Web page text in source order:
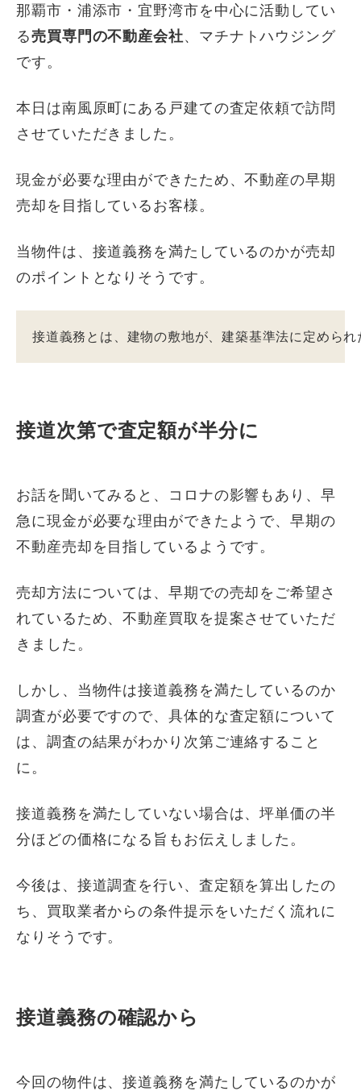
那覇市・浦添市・宜野湾市を中心に活動してい
る売買専門の不動産会社、マチナトハウジング
です。
本日は南風原町にある戸建ての査定依頼で訪問
させていただきました。
現金が必要な理由ができたため、不動産の早期
売却を目指しているお客様。
当物件は、接道義務を満たしているのかが売却
のポイントとなりそうです。
接道義務とは、建物の敷地が、建築基準法に定めら
接道次第で査定額が半分に
お話を聞いてみると、コロナの影響もあり、早
急に現金が必要な理由ができたようで、早期の
不動産売却を目指しているようです。
売却方法については、早期での売却をご希望さ
れているため、不動産買取を提案させていただ
きました。
しかし、当物件は接道義務を満たしているのか
調査が必要ですので、具体的な査定額について
は、調査の結果がわかり次第ご連絡すること
に。
接道義務を満たしていない場合は、坪単価の半
分ほどの価格になる旨もお伝えしました。
今後は、接道調査を行い、査定額を算出したの
ち、買取業者からの条件提示をいただく流れに
なりそうです。
接道義務の確認から
今回の物件は、接道義務を満たしているのかが